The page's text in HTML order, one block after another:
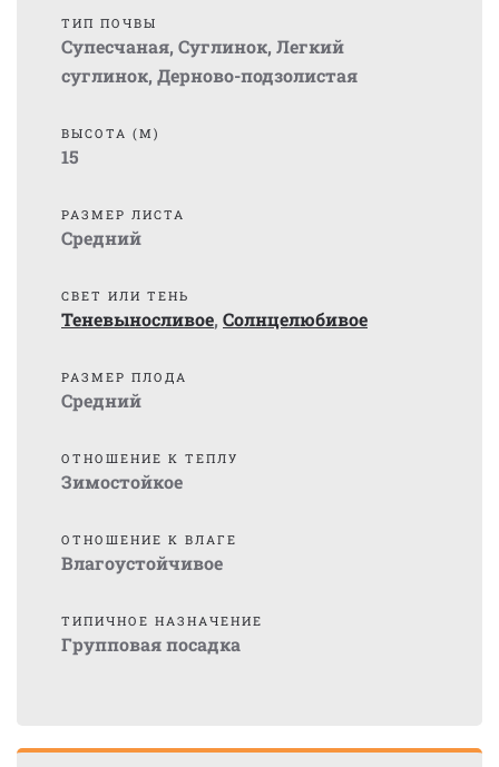
ТИП ПОЧВЫ
Супесчаная, Суглинок, Легкий
суглинок, Дерново-подзолистая
ВЫСОТА (М)
15
РАЗМЕР ЛИСТА
Средний
СВЕТ ИЛИ ТЕНЬ
Теневыносливое, Солнцелюбивое
РАЗМЕР ПЛОДА
Средний
ОТНОШЕНИЕ К ТЕПЛУ
Зимостойкое
ОТНОШЕНИЕ К ВЛАГЕ
Влагоустойчивое
ТИПИЧНОЕ НАЗНАЧЕНИЕ
Групповая посадка